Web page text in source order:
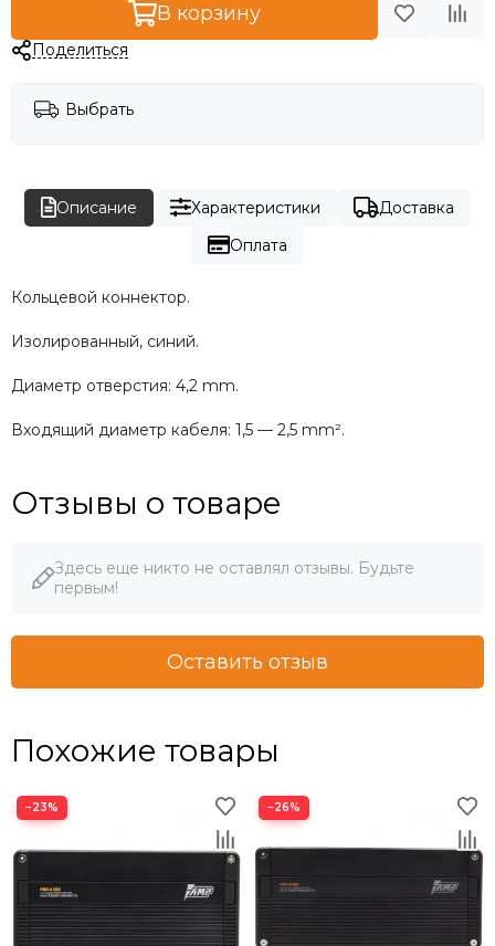
В корзину
Поделиться
Выбрать
Описание Характеристики
Доставка
Оплата
Кольцевой коннектор.
Изолированный, синий.
Диаметр отверстия: 4,2 mm.
Входящий диаметр кабеля: 1,5 — 2,5 mm².
Отзывы о товаре
Здесь еще никто не оставлял отзывы. Будьте
первым!
Оставить отзыв
Похожие товары
−23% −26%